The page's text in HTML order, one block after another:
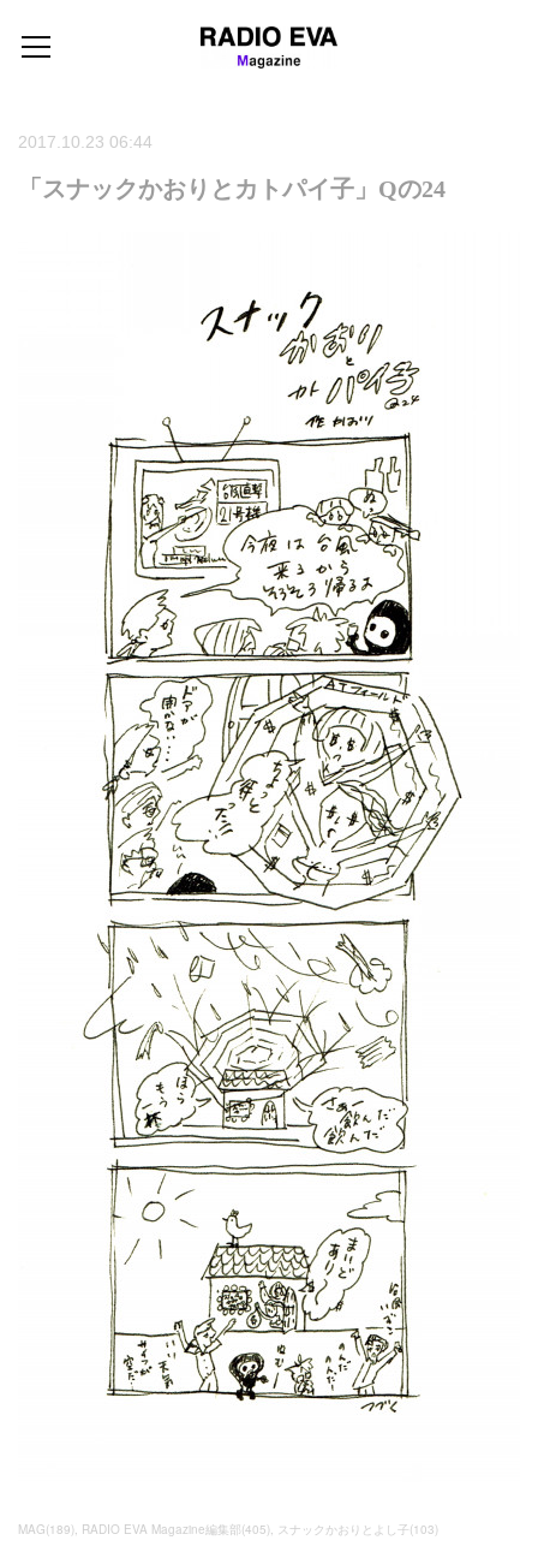
2017.10.23 06:44
「スナックかおりとカトパイ子」Qの24
MAG(189) RADIO EVA Magazine編集部(405) スナックかおりとよし子(103)